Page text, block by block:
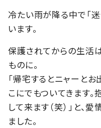
冷たい雨が降る中で「
います。
保護されてからの生活
ものに。
「帰宅するとニャーとお
こにでもついてきます。
して来ます（笑）」と、
ました。